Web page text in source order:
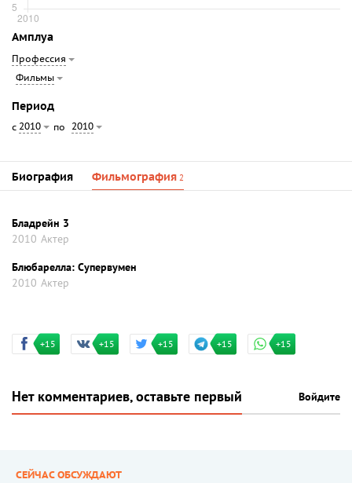
Амплуа
Профессия
Фильмы
Период
с 2010 по 2010
Биография Фильмография 2
Бладрейн 3
2010 Актер
Блюбарелла: Супервумен
2010 Актер
+15 +15 +15 +15 +15
Нет комментариев, оставьте первый Войдите
СЕЙЧАС ОБСУЖДАЮТ